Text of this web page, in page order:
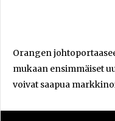
Orangen
mukaan ensimmäiset
voivat saapua